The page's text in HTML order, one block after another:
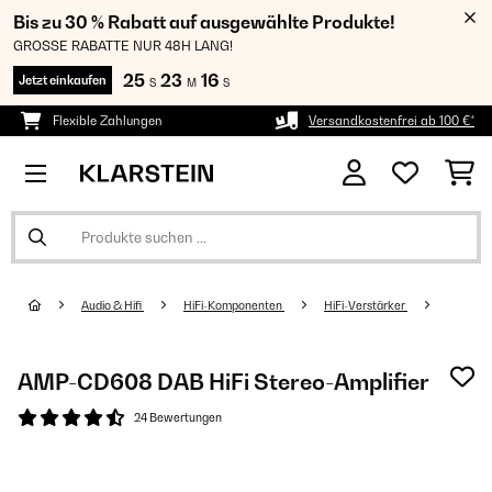
Bis zu 30 % Rabatt auf ausgewählte Produkte!
GROSSE RABATTE NUR 48H LANG!
Jetzt einkaufen 25 S 23 M 15 S
Flexible Zahlungen Versandkostenfrei ab 100 €*
Audio & Hifi HiFi-Komponenten HiFi-Verstärker
AMP-CD608 DAB HiFi Stereo-Amplifier
24 Bewertungen